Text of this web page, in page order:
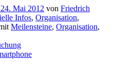
4. Mai 2012 von Friedrich
Infos, Organisation,
Meilensteine, Organisation,